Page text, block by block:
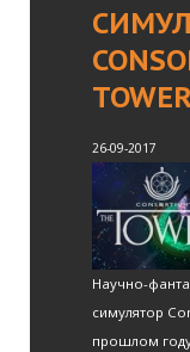
26-09-2017
Научно-
симулятор
прошлом